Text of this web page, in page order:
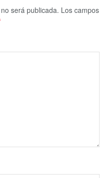
será publicada. Los campos